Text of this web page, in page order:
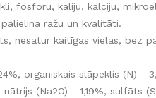
fosforu, kāliju, kalciju,
ražu un kvalitāti.
nesatur kaitīgas vielas, bez
organiskais slāpeklis (N)
nātrijs (Na2O) - 1,19%,